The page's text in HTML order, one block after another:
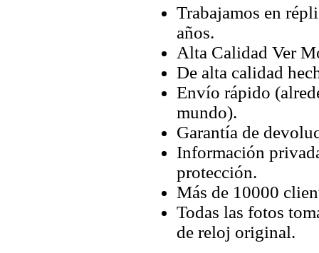
Trabajamos en
años.
Alta Calidad Ver
De alta calidad
Envío rápido
mundo).
Garantía de
Información
protección.
Más de 10000
Todas las fotos
de reloj original.